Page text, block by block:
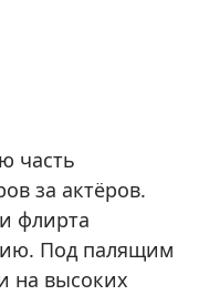
часть
за актёров.
флирта
Под палящим
на высоких